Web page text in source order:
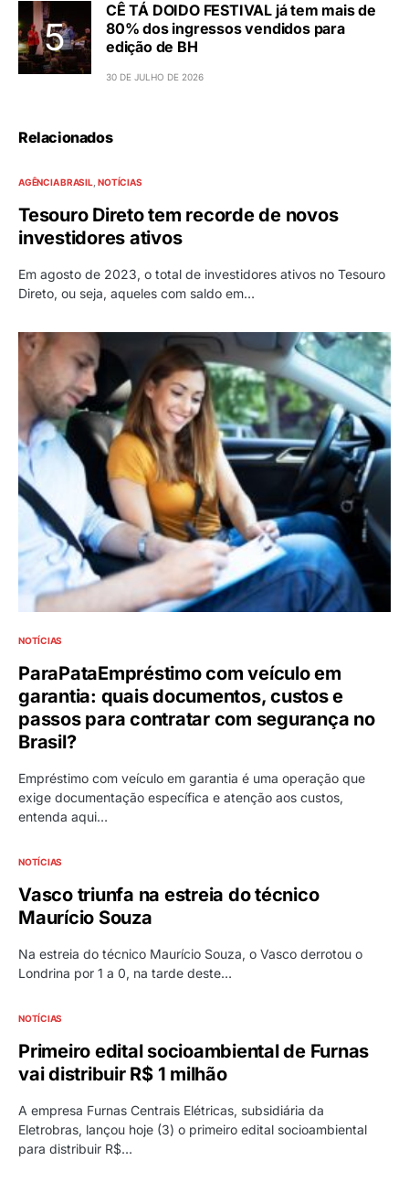
CÊ TÁ DOIDO FESTIVAL já tem mais de
80% dos ingressos vendidos para
edição de BH
30 DE JULHO DE 2026
Relacionados
AGÊNCIA BRASIL NOTÍCIAS
Tesouro Direto tem recorde de novos
investidores ativos
Em agosto de 2023, o total de investidores ativos no Tesouro
Direto, ou seja, aqueles com saldo em…
NOTÍCIAS
ParaPataEmpréstimo com veículo em
garantia: quais documentos, custos e
passos para contratar com segurança no
Brasil?
Empréstimo com veículo em garantia é uma operação que
exige documentação específica e atenção aos custos,
entenda aqui…
NOTÍCIAS
Vasco triunfa na estreia do técnico
Maurício Souza
Na estreia do técnico Maurício Souza, o Vasco derrotou o
Londrina por 1 a 0, na tarde deste…
NOTÍCIAS
Primeiro edital socioambiental de Furnas
vai distribuir R$ 1 milhão
A empresa Furnas Centrais Elétricas, subsidiária da
Eletrobras, lançou hoje (3) o primeiro edital socioambiental
para distribuir R$…